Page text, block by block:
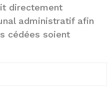
directement
administratif afin
cédées soient